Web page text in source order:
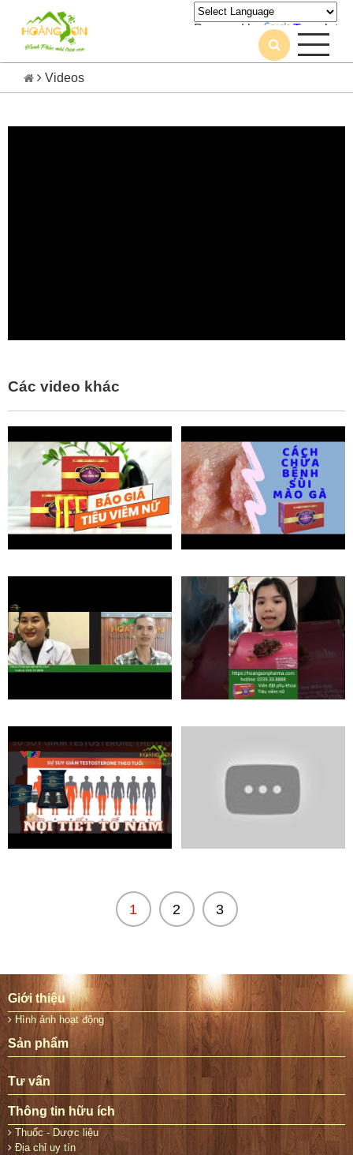
Powered by Translate
Videos
Các video khác
1 2 3
Giới thiệu
Hình ảnh hoạt động
Sản phẩm
Tư vấn
Thông tin hữu ích
Thuốc - Dược liệu
Địa chỉ uy tín